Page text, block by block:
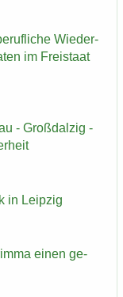
Wie­der­
im Frei­staat
- Groß­dal­zig -
in Leip­zig
einen ge­